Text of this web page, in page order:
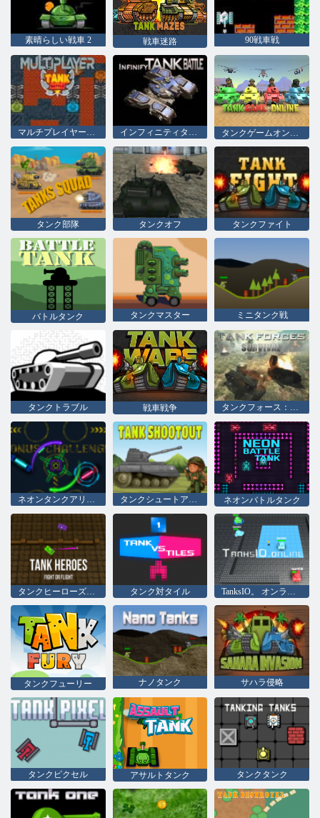
素晴らしい戦車 2 戦車迷路 90戦車戦
マルチプレイヤータンクバトル インフィニティタンクバトル タンクゲームオンライン
タンク部隊 タンクオフ タンクファイト
バトルタンク タンクマスター ミニタンク戦
タンクトラブル 戦車戦争 タンクフォース：生存
ネオンタンクアリーナ タンクシュートアウト ネオンバトルタンク
タンク対タイル
タンクフューリー ナノタンク サハラ侵略
タンクピクセル アサルトタンク タンクタンク